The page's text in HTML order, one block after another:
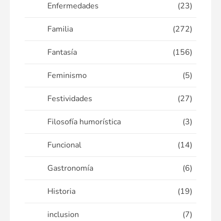
Enfermedades (23)
Familia (272)
Fantasía (156)
Feminismo (5)
Festividades (27)
Filosofía humorística (3)
Funcional (14)
Gastronomía (6)
Historia (19)
inclusion (7)